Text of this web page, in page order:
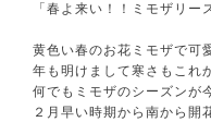
「春よ来い！！ミモザリー
黄色い春のお花ミモザで可
年も明けまして寒さもこれ
何でもミモザのシーズンが
２月早い時期から南から開